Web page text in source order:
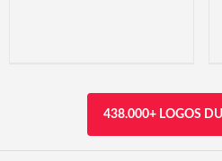
438.000+ LOGOS